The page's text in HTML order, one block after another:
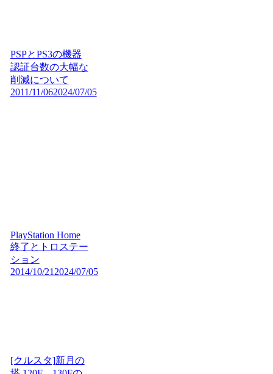
PSPとPS3の機器
認証台数の大幅な
削減について
2011/11/062024/07/05
PlayStation Home
終了とトロステー
ション
2014/10/21 2024/07/05
[クルスタ]新月の